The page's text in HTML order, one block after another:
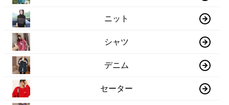
ニット
シャツ
デニム
セーター